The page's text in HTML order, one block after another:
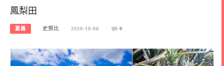
鳳梨田
嘉義 史努比 2020-10-06 0